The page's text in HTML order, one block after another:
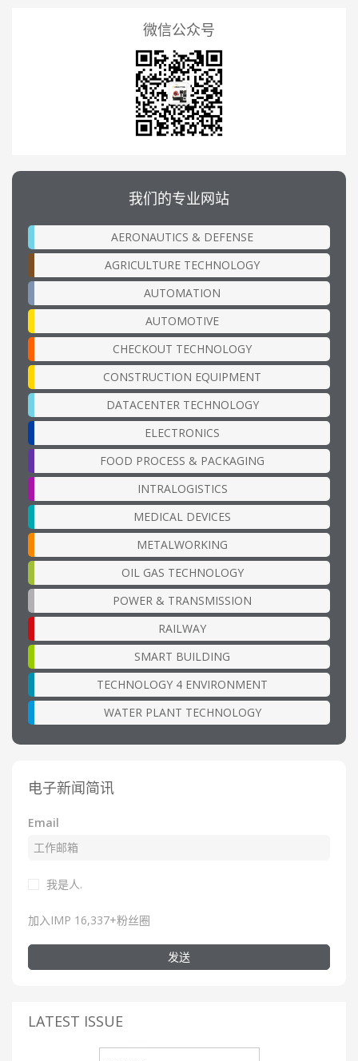
微信公众号
我们的专业网站
AERONAUTICS & DEFENSE
AGRICULTURE TECHNOLOGY
AUTOMATION
AUTOMOTIVE
CHECKOUT TECHNOLOGY
CONSTRUCTION EQUIPMENT
DATACENTER TECHNOLOGY
ELECTRONICS
FOOD PROCESS & PACKAGING
INTRALOGISTICS
MEDICAL DEVICES
METALWORKING
OIL GAS TECHNOLOGY
POWER & TRANSMISSION
RAILWAY
SMART BUILDING
TECHNOLOGY 4 ENVIRONMENT
WATER PLANT TECHNOLOGY
电子新闻简讯
Email
我是人.
加入IMP 16,337+粉丝圈
发送
LATEST ISSUE